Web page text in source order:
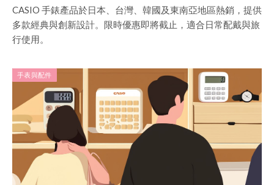
CASIO 手錶產品於日本、台灣、韓國及東南亞地區熱銷，提供
多款經典與創新設計。限時優惠即將截止，適合日常配戴與旅
行使用。
手表與配件